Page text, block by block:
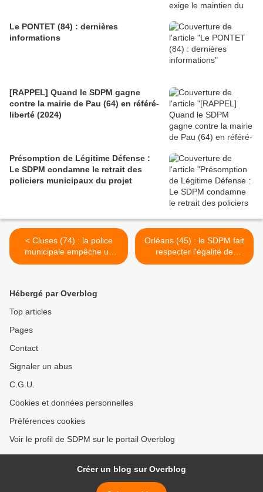
Le PONTET (84) : dernières
informations
[RAPPEL] Quand le SDPM gagne
contre la mairie de Pau (64) en référé-
liberté (2024)
Présomption de Légitime Défense :
Le SDPM condamne le retrait des
policiers municipaux du projet
< Cluses (74) : la police
municipale empêche un
suicide
Orléans (45) : le SDPM fait
respecter l'égalité de
traitement entre
Hébergé par Overblog
Top articles
Pages
Contact
Signaler un abus
C.G.U.
Cookies et données personnelles
Préférences cookies
Voir le profil de SDPM sur le portail Overblog
Créer un blog sur Overblog